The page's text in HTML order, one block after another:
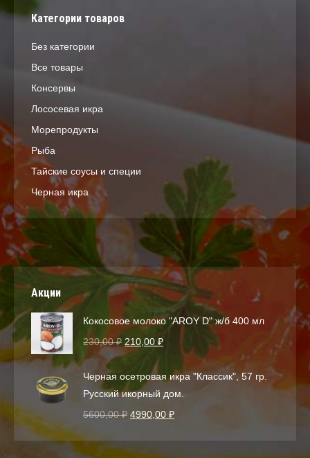
Категории товаров
Без категории
Все товары
Консервы
Лососевая икра
Морепродукты
Рыба
Тайские соусы и специи
Черная икра
Акции
Кокосовое молоко "AROY D" ж/б 400 мл
230,00₽ 210,00 ₽
Черная осетровая икра "Классик", 57 гр.
Русский икорный дом.
5600,00₽ 4990,00 ₽